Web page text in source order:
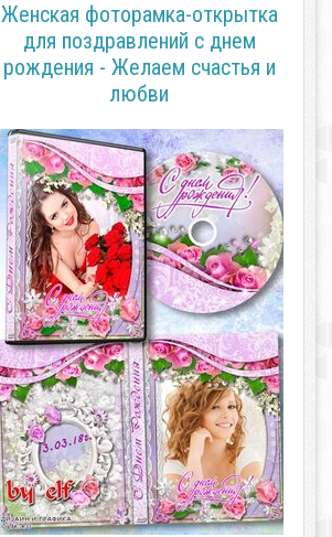
Женская фоторамка-открытка
для поздравлений с днем
рождения - Желаем счастья и
любви